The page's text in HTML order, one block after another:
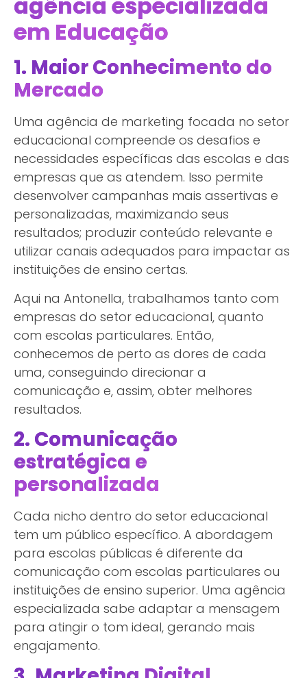
em Educação
1. Maior Conhecimento do
Mercado
Uma agência de marketing focada no setor
educacional compreende os desafios e
necessidades específicas das escolas e das
empresas que as atendem. Isso permite
desenvolver campanhas mais assertivas e
personalizadas, maximizando seus
resultados; produzir conteúdo relevante e
utilizar canais adequados para impactar as
instituições de ensino certas.
Aqui na Antonella, trabalhamos tanto com
empresas do setor educacional, quanto
com escolas particulares. Então,
conhecemos de perto as dores de cada
uma, conseguindo direcionar a
comunicação e, assim, obter melhores
resultados.
2. Comunicação
estratégica e
personalizada
Cada nicho dentro do setor educacional
tem um público específico. A abordagem
para escolas públicas é diferente da
comunicação com escolas particulares ou
instituições de ensino superior. Uma agência
especializada sabe adaptar a mensagem
para atingir o tom ideal, gerando mais
engajamento.